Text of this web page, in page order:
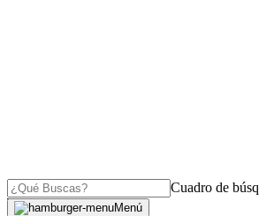
Cuadro de
Menú
OJO